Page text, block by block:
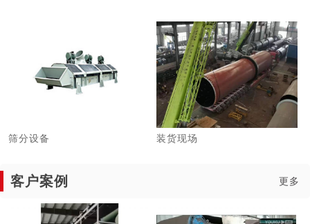
筛分设备 装货现场
客户案例 更多